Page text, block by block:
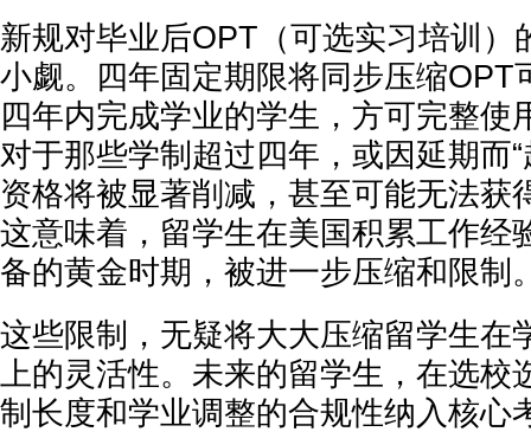
新规对毕业后OPT（可选实习培训）
小觑。四年固定期限将同步压缩OPT
四年内完成学业的学生，方可完整使
对于那些学制超过四年，或因延期而
资格将被显著削减，甚至可能无法获
这意味着，留学生在美国积累工作经
备的黄金时期，被进一步压缩和限制
这些限制，无疑将大大压缩留学生在
上的灵活性。未来的留学生，在选校
制长度和学业调整的合规性纳入核心